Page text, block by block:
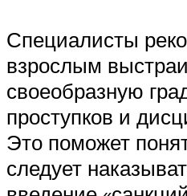
Специалисты
взрослым
своеобразную
проступков и
Это поможет
следует